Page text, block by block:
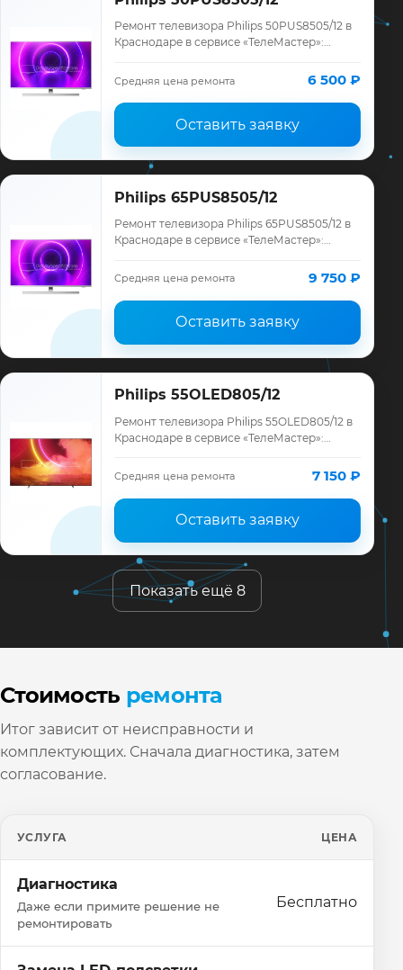
Ремонт телевизора Philips 50PUS8505/12 в
Краснодаре в сервисе «ТелеМастер»:
ремонта, запчасти и гарантия до 12
месяце…
Средняя цена ремонта 6 500 ₽
Оставить заявку
Philips 65PUS8505/12
Ремонт телевизора Philips 65PUS8505/12 в
Краснодаре в сервисе «ТелеМастер»:
ремонта, запчасти и гарантия до 12
Средняя цена ремонта 9 750 ₽
Оставить заявку
Philips 55OLED805/12
Ремонт телевизора Philips 55OLED805/12 в
Краснодаре в сервисе «ТелеМастер»:
ремонта, запчасти и гарантия до 12
месяце…
Средняя цена ремонта 7 150 ₽
Оставить заявку
Показать ещё 8
Стоимость ремонта
Итог зависит от неисправности и
комплектующих. Сначала диагностика, затем
согласование.
УСЛУГА ЦЕНА
Диагностика
Даже если примите решение не
ремонтировать
Бесплатно